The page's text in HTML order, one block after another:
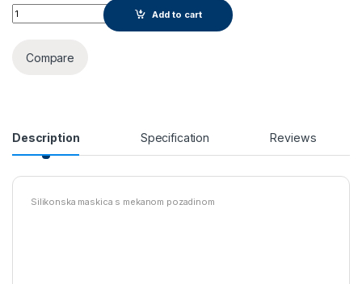
Maska za iPhone 7, 8, SE 2020 quantity
Add to cart
Compare
Description Specification Reviews
Silikonska maskica s mekanom pozadinom